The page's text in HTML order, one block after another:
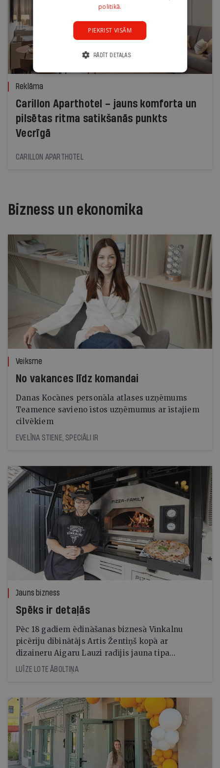
Reklāma
Carillon Aparthotel – jauns komforta un
pilsētas ritma satikšanās punkts
Vecrīgā
CARILLON APARTHOTEL
Bizness un ekonomika
Veiksme
No vakances līdz komandai
Danas Kocānes personāla atlases uzņēmums
Teamence savieno īstos uzņēmumus ar īstajiem
cilvēkiem
EVELĪNA STIENE, SPECIĀLI IR
Jauns bizness
Spēks ir detaļās
Pēc 18 gadiem ēdināšanas biznesā Vīnkalnu
picēriju dibinātājs Artis Žentiņš kopā ar
dizaineru Aigaru Lauzi radījis jauna tipa
profesionālas picu krāsns prototipu. Tagad
LUĪZE LOTE ĀBOLTIŅA
politikā.
PIEKRIST VISĀM
RĀDĪT DETAĻAS